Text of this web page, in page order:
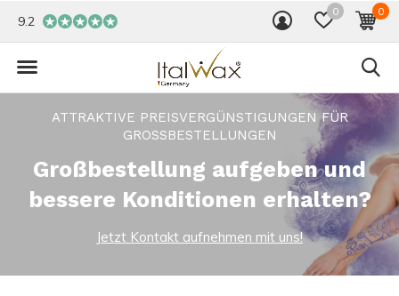
0 0
9.2
ATTRAKTIVE PREISVERGÜNSTIGUNGEN FÜR
GROSSBESTELLUNGEN
Großbestellung aufgeben und
bessere Konditionen erhalten?
Jetzt Kontakt aufnehmen mit uns!